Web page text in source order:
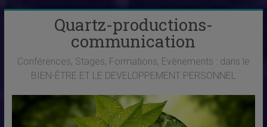
Quartz-productions-
communication
Conférences, Stages, Formations, Evènements : dans le
BIEN-ÊTRE ET LE DEVELOPPEMENT PERSONNEL